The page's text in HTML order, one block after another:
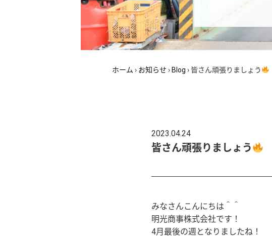
ホーム › お知らせ › Blog ›皆さん頑張りましょう
2023.04.24
皆さん頑張りましょう
みなさんこんにちは＾＾
明光商事株式会社です！
4月最後の週となりましたね！